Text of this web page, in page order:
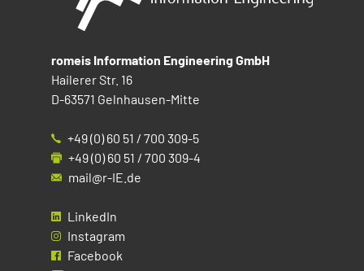
romeis Information Engineering GmbH
Hailerer Str. 16
D-63571 Gelnhausen-Mitte
+49 (0) 60 51 / 700 309-5
+49 (0) 60 51 / 700 309-4
mail@r-IE.de
LinkedIn
Instagram
Facebook